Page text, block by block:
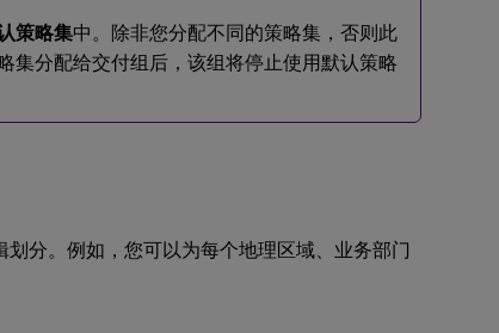
策略集中。除非您分配不同的策略集，否则此
集分配给交付组后，该组将停止使用默认策略
分。例如，您可以为每个地理区域、业务部门